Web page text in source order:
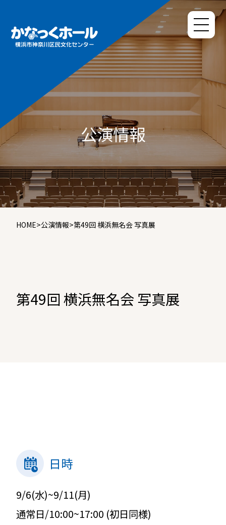
公演情報
HOME>公演情報>第49回 横浜無名会 写真展
第49回 横浜無名会 写真展
日時
9/6(水)~9/11(月)
通常日/10:00~17:00 (初日同様)